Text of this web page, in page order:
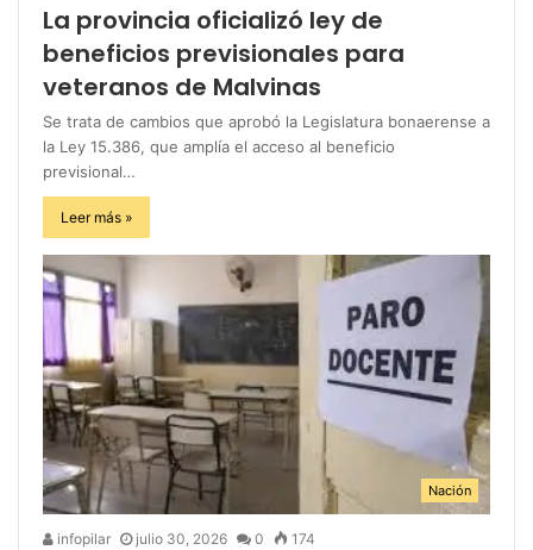
La provincia oficializó ley de
beneficios previsionales para
veteranos de Malvinas
Se trata de cambios que aprobó la Legislatura bonaerense a
la Ley 15.386, que amplía el acceso al beneficio
previsional…
Leer más »
Nación
infopilar julio 30, 2026 0 174